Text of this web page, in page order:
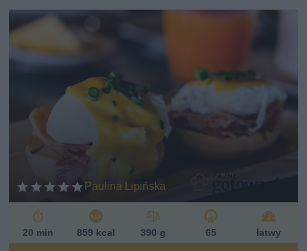
Paulina Lipińska
20 min 859 kcal 390 g 65 łatwy